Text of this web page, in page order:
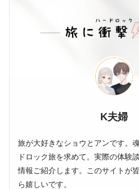
K夫婦
旅が大好きなショウとアンです。
ドロック旅を求めて。実際の体験
情報ご紹介します。このサイトが
ら嬉しいです。